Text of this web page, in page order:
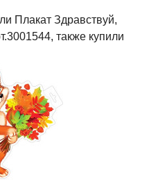
Плакат Здравствуй,
также купили